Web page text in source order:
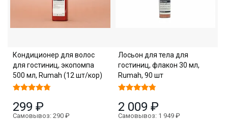
Кондиционер для волос
для гостиниц, экопомпа
500 мл, Rumah (12 шт/кор)
299 ₽
Самовывоз: 290 ₽
Лосьон для тела для
гостиниц, флакон 30 мл,
Rumah, 90 шт
2 009 ₽
Самовывоз: 1 949 ₽